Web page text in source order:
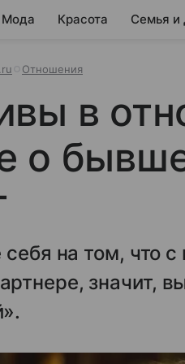
Мода Красота Семья и
Отношения
в
о
себя на том, что
значит,